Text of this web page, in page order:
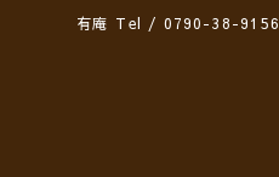
有庵 Tel / 0790-38-9156